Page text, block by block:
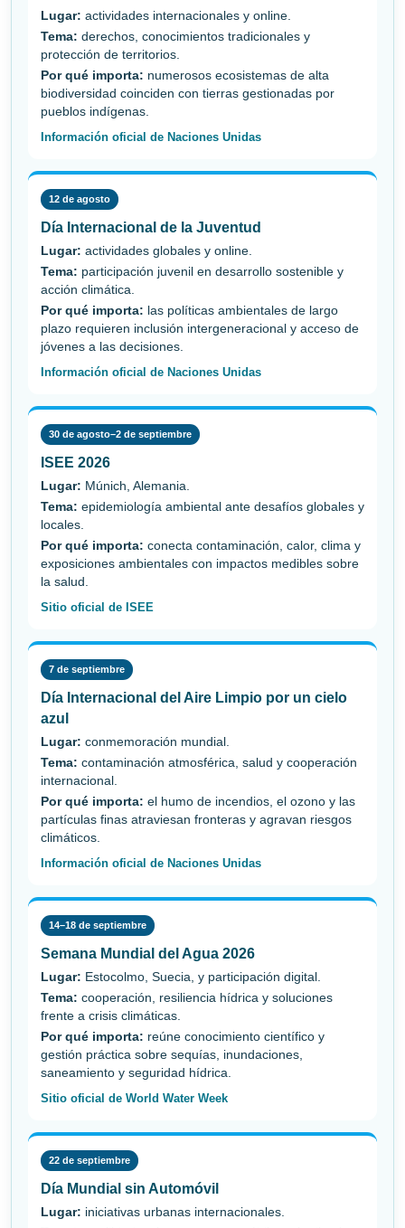
Lugar: actividades internacionales y online.
Tema: derechos, conocimientos tradicionales y
protección de territorios.
Por qué importa: numerosos ecosistemas de alta
biodiversidad coinciden con tierras gestionadas por
pueblos indígenas.
Información oficial de Naciones Unidas
12 de agosto
Día Internacional de la Juventud
Lugar: actividades globales y online.
Tema: participación juvenil en desarrollo sostenible y
acción climática.
Por qué importa: las políticas ambientales de largo
plazo requieren inclusión intergeneracional y acceso de
jóvenes a las decisiones.
Información oficial de Naciones Unidas
30 de agosto–2 de septiembre
ISEE 2026
Lugar: Múnich, Alemania.
Tema: epidemiología ambiental ante desafíos globales y
locales.
Por qué importa: conecta contaminación, calor, clima y
exposiciones ambientales con impactos medibles sobre
la salud.
Sitio oficial de ISEE
7 de septiembre
Día Internacional del Aire Limpio por un cielo
azul
Lugar: conmemoración mundial.
Tema: contaminación atmosférica, salud y cooperación
internacional.
Por qué importa: el humo de incendios, el ozono y las
partículas finas atraviesan fronteras y agravan riesgos
climáticos.
Información oficial de Naciones Unidas
14–18 de septiembre
Semana Mundial del Agua 2026
Lugar: Estocolmo, Suecia, y participación digital.
Tema: cooperación, resiliencia hídrica y soluciones
frente a crisis climáticas.
Por qué importa: reúne conocimiento científico y
gestión práctica sobre sequías, inundaciones,
saneamiento y seguridad hídrica.
Sitio oficial de World Water Week
22 de septiembre
Día Mundial sin Automóvil
Lugar: iniciativas urbanas internacionales.